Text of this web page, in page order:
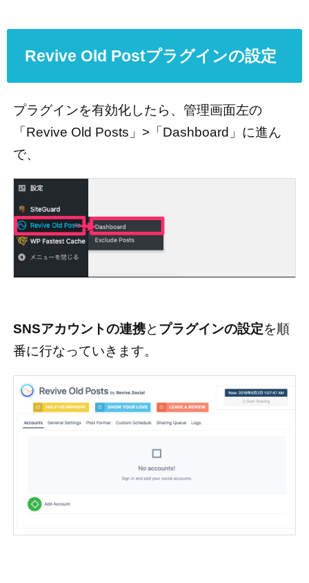
Revive Old Postプラグインの設定
プラグインを有効化したら、管理画面左の
「Revive Old Posts」>「Dashboard」に進ん
で、
SNSアカウントの連携と プラグインの設定を順
番に行なっていきます。